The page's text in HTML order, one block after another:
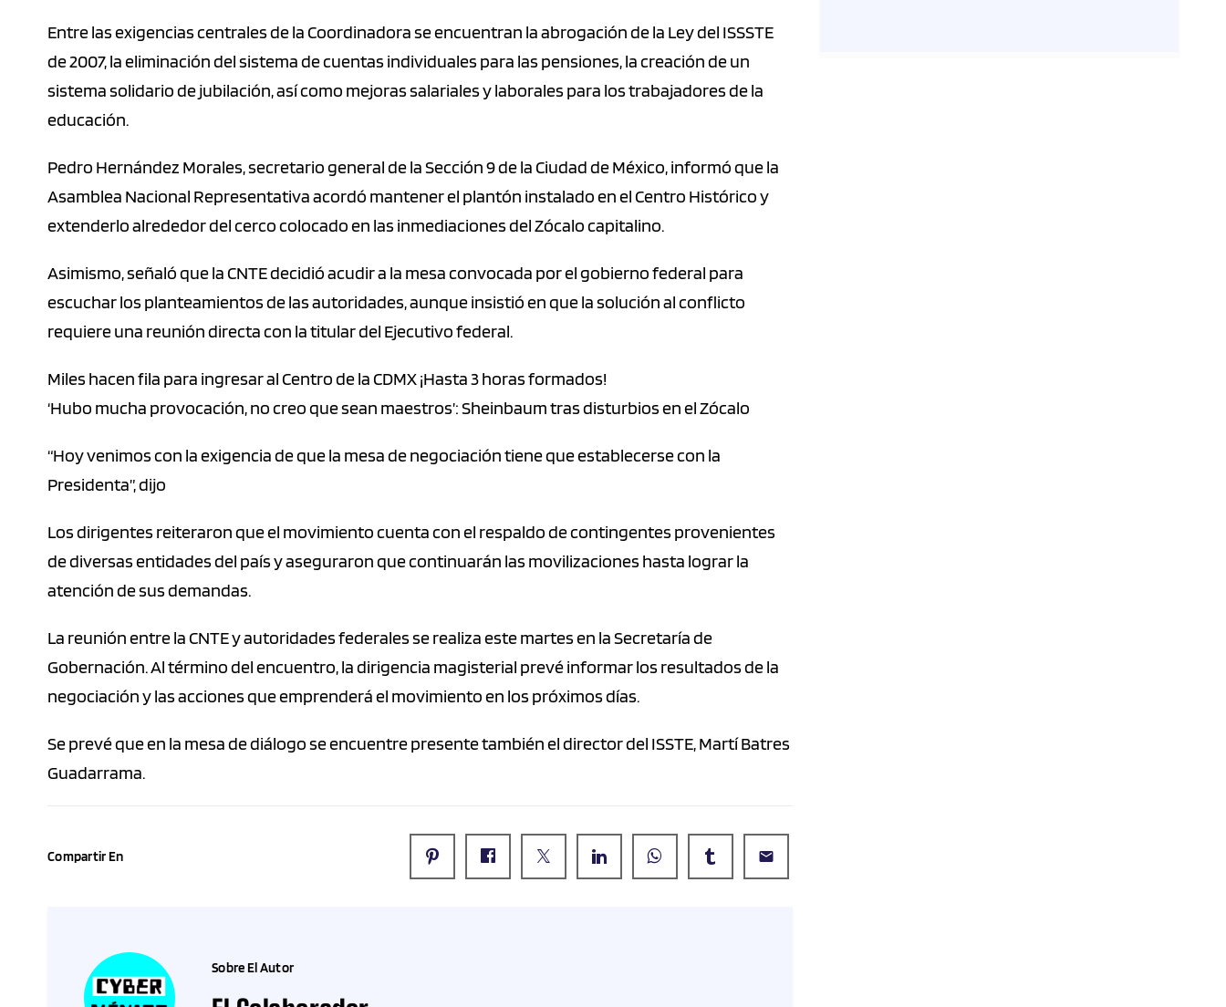
Entre las exigencias centrales de la Coordinadora se encuentran la abrogación de la Ley del ISSSTE
de 2007, la eliminación del sistema de cuentas individuales para las pensiones, la creación de un
sistema solidario de jubilación, así como mejoras salariales y laborales para los trabajadores de la
educación.
Pedro Hernández Morales, secretario general de la Sección 9 de la Ciudad de México, informó que la
Asamblea Nacional Representativa acordó mantener el plantón instalado en el Centro Histórico y
extenderlo alrededor del cerco colocado en las inmediaciones del Zócalo capitalino.
Asimismo, señaló que la CNTE decidió acudir a la mesa convocada por el gobierno federal para
escuchar los planteamientos de las autoridades, aunque insistió en que la solución al conflicto
requiere una reunión directa con la titular del Ejecutivo federal.
Miles hacen fila para ingresar al Centro de la CDMX ¡Hasta 3 horas formados!
‘Hubo mucha provocación, no creo que sean maestros’: Sheinbaum tras disturbios en el Zócalo
“Hoy venimos con la exigencia de que la mesa de negociación tiene que establecerse con la
Presidenta”, dijo
Los dirigentes reiteraron que el movimiento cuenta con el respaldo de contingentes provenientes
de diversas entidades del país y aseguraron que continuarán las movilizaciones hasta lograr la
atención de sus demandas.
La reunión entre la CNTE y autoridades federales se realiza este martes en la Secretaría de
Gobernación. Al término del encuentro, la dirigencia magisterial prevé informar los resultados de la
negociación y las acciones que emprenderá el movimiento en los próximos días.
Se prevé que en la mesa de diálogo se encuentre presente también el director del ISSTE, Martí Batres
Guadarrama.
Compartir En email
Sobre El Autor